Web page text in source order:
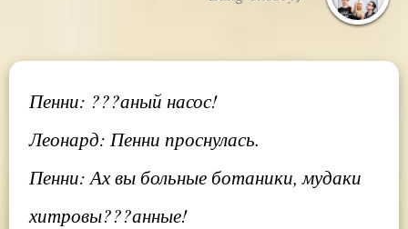
Пенни: ???аный насос!
Леонард: Пенни проснулась.
Пенни: Ах вы больные ботаники, мудаки
хитровы???анные!